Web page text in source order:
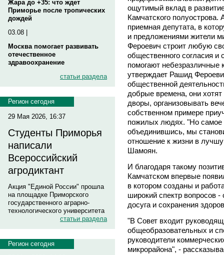
Жара до +35: что ждет
Приморье после тропических
дождей
03.08 |
Москва помогает развивать
отечественное
здравоохранение
статьи раздела
Регион сегодня
29 Мая 2026, 16:37
Студенты Приморья
написали
Всероссийский
агродиктант
Акция "Единой России" прошла
на площадке Приморского
государственного аграрно-
технологического университета
статьи раздела
Регион сегодня
ощутимый вклад в
Камчатского полуострова.
приемная депутата, в
и предложениями жители
Фероевич строит любую
общественного согласия и
помогают небезразличные
утверждает Рашид
общественной
добрые времена, они
дворы, организовывать
собственном примере
пожилых людях. "Но самое
объединившись, мы
отношение к жизни в
Шамоян.
И благодаря такому
Камчатском впервые
в котором созданы и
широкий спектр вопросов -
досуга и сохранения
"В Совет входит
общеобразовательных и
руководители
микрорайона", -